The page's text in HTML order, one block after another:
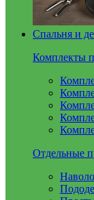
Спальня и
Комплекты
Отдельные